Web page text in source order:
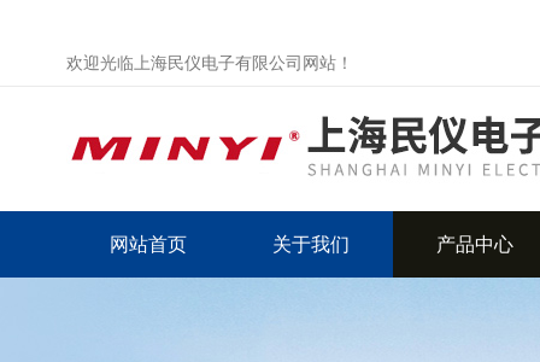
欢迎光临上海民仪电子有限公司网站！
网站首页 关于我们 产品中心